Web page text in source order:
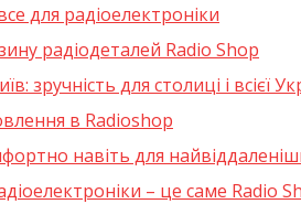
для радіоелектроніки
радіодеталей Radio Shop
зручність для столиці і всієї
в Radioshop
навіть для
– це саме Radio